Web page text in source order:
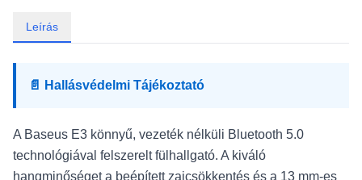
Leírás
📄 Hallásvédelmi Tájékoztató
A Baseus E3 könnyű, vezeték nélküli Bluetooth 5.0
technológiával felszerelt fülhallgató. A kiváló
hangminőséget a beépített zajcsökkentés és a 13 mm-es